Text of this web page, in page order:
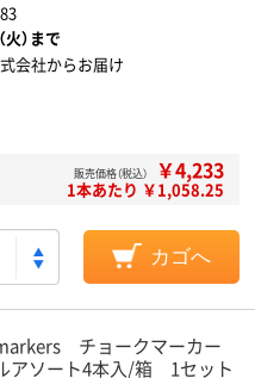
）まで
会社からお届け
販売価格（税込） ￥4,233
1本あたり ￥1,058.25
カゴへ
チョークマーカー
ルアソート4本入/箱 1セット